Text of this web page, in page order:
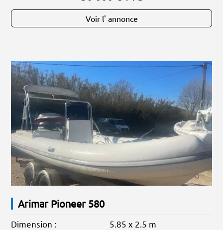
Voir l' annonce
Arimar Pioneer 580
Dimension :
5.85 x 2.5 m